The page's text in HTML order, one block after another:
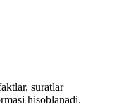
suratlar
hisoblanadi.